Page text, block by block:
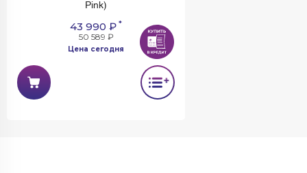
Pink)
43 990 ₽ *
50 589 ₽
Цена сегодня